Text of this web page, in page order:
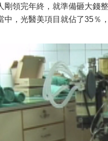
剛領完年終，就準備砸大錢
中，光醫美項目就佔了35％